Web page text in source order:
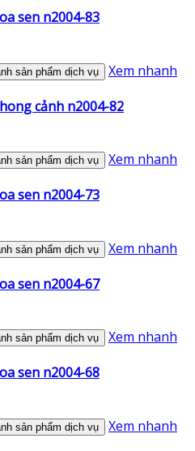
sen n2004-83
sản phẩm dịch vụ Xem nhanh
cảnh n2004-82
sản phẩm dịch vụ Xem nhanh
sen n2004-73
sản phẩm dịch vụ Xem nhanh
sen n2004-67
sản phẩm dịch vụ Xem nhanh
sen n2004-68
sản phẩm dịch vụ Xem nhanh